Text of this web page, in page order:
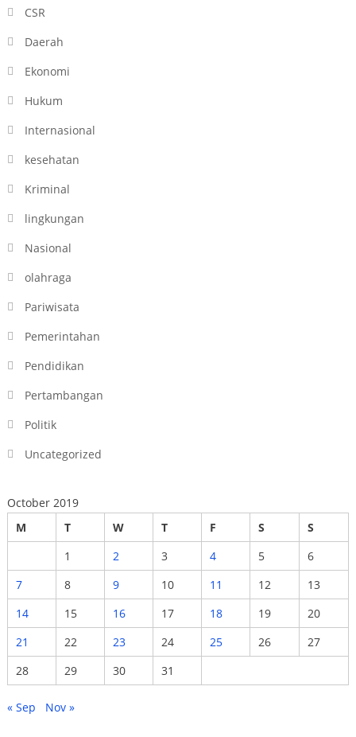
CSR
Daerah
Ekonomi
Hukum
Internasional
kesehatan
Kriminal
lingkungan
Nasional
olahraga
Pariwisata
Pemerintahan
Pendidikan
Pertambangan
Politik
Uncategorized
October 2019
M
T W T F S
S
1
2 3 4 5
6
7
8 9 10 11 12
13
14
15 16 17 18 19
20
21
22 23 24 25 26
27
28
29 30 31
« Sep Nov »